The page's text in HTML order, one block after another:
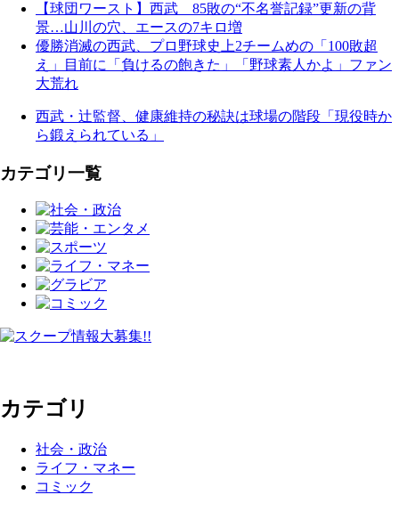
【球団ワースト】西武 85敗の“不名誉記録”更新の背
景…山川の穴、エースの7キロ増
優勝消滅の西武、プロ野球史上2チームめの「100敗超
え」目前に「負けるの飽きた」「野球素人かよ」ファン
大荒れ
西武・辻監督、健康維持の秘訣は球場の階段「現役時か
ら鍛えられている」
カテゴリ一覧
カテゴリ
社会・政治
ライフ・マネー
コミック